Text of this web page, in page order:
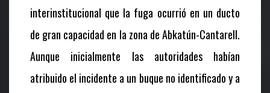
interinstitucional que la fuga ocurrió en un ducto
de gran capacidad en la zona de Abkatún-Cantarell.
Aunque inicialmente las autoridades habían
atribuido el incidente a un buque no identificado y a